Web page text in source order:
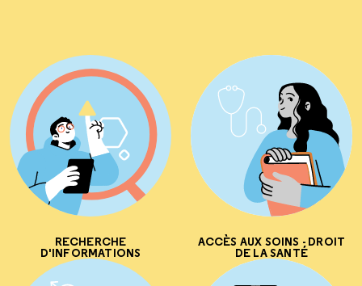
RECHERCHE
D'INFORMATIONS
ACCÈS AUX SOINS - DROIT
DE LA SANTÉ